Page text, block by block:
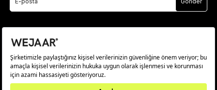
© 2025 wejaar.com.tr. tüm hakları saklıdır.